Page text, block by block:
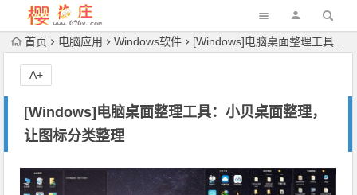
首页 电脑应用 Windows软件 [Windows]电脑桌面整理工具：小贝桌面整理，让图标分类整理
[Windows]电脑桌面整理工具：小贝桌面整理，
让图标分类整理
A+